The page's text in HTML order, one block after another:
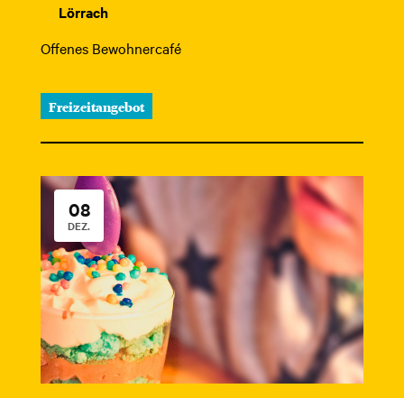
Lörrach
Offenes Bewohnercafé
Freizeitangebot
08
DEZ.